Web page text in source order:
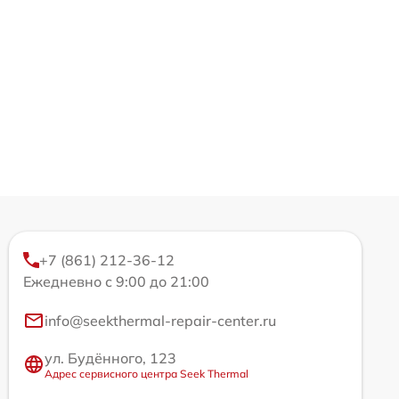
+7 (861) 212-36-12
Ежедневно с 9:00 до 21:00
info@seekthermal-repair-center.ru
ул. Будённого, 123
Адрес сервисного центра Seek Thermal